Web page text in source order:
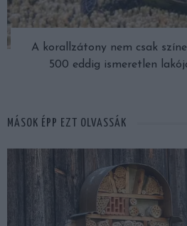
A korallzátony nem csak
500 eddig ismeretlen
MÁSOK ÉPP EZT OLVASSÁK